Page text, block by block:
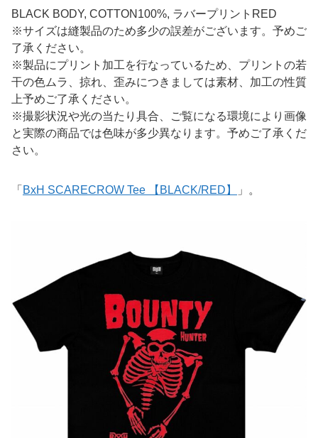
BLACK BODY, COTTON100%, ラバープリントRED
※サイズは縫製品のため多少の誤差がございます。予めご
了承ください。
※製品にプリント加工を行なっているため、プリントの若
干の色ムラ、掠れ、歪みにつきましては素材、加工の性質
上予めご了承ください。
※撮影状況や光の当たり具合、ご覧になる環境により画像
と実際の商品では色味が多少異なります。予めご了承くだ
さい。
「 BxH SCARECROW Tee 【BLACK/RED】 」。